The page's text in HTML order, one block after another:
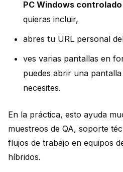
PC Windows
quieras incluir,
abres tu URL personal
ves varias pantallas en
puedes abrir una
necesites.
En la práctica, esto ayuda
muestreos de QA, soporte
flujos de trabajo en equipos
híbridos.